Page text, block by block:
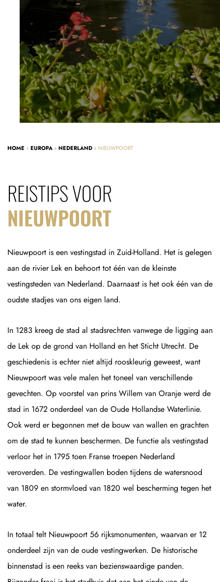
HOME » EUROPA » NEDERLAND » NIEUWPOORT
REISTIPS VOOR
NIEUWPOORT
Nieuwpoort is een vestingstad in Zuid-Holland. Het is gelegen
aan de rivier Lek en behoort tot één van de kleinste
vestingsteden van Nederland. Daarnaast is het ook één van de
oudste stadjes van ons eigen land.
In 1283 kreeg de stad al stadsrechten vanwege de ligging aan
de Lek op de grond van Holland en het Sticht Utrecht. De
geschiedenis is echter niet altijd rooskleurig geweest, want
Nieuwpoort was vele malen het toneel van verschillende
gevechten. Op voorstel van prins Willem van Oranje werd de
stad in 1672 onderdeel van de Oude Hollandse Waterlinie.
Ook werd er begonnen met de bouw van wallen en grachten
om de stad te kunnen beschermen. De functie als vestingstad
verloor het in 1795 toen Franse troepen Nederland
veroverden. De vestingwallen boden tijdens de watersnood
van 1809 en stormvloed van 1820 wel bescherming tegen het
water.
In totaal telt Nieuwpoort 56 rijksmonumenten, waarvan er 12
onderdeel zijn van de oude vestingwerken. De historische
binnenstad is een reeks van bezienswaardige panden.